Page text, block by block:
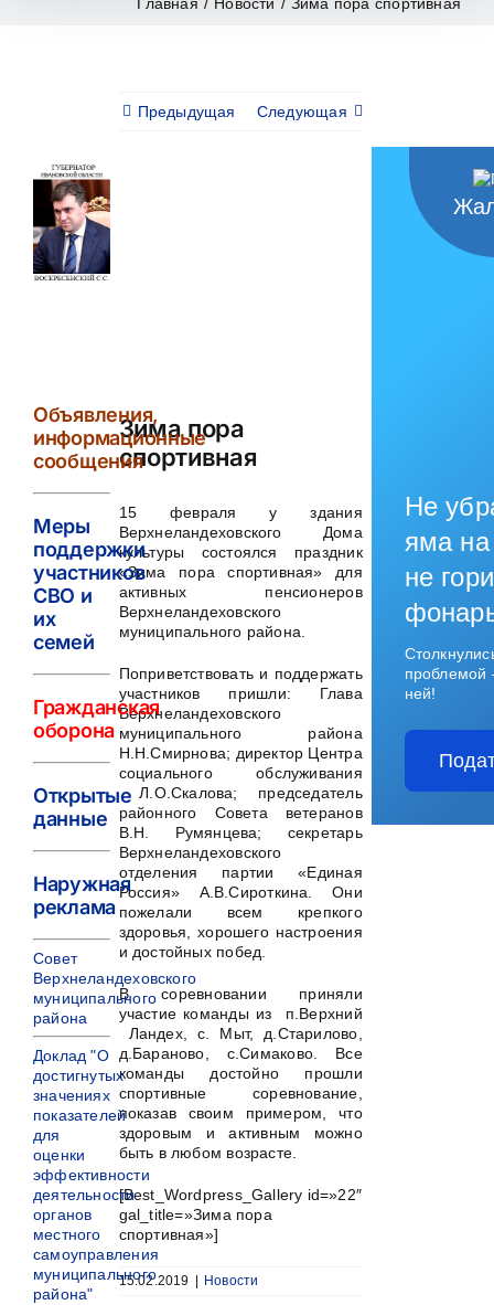
Предыдущая Следующая
Зима пора
спортивная
15 февраля у здания
Верхнеландеховского Дома
культуры состоялся праздник
«Зима пора спортивная» для
активных пенсионеров
Верхнеландеховского
муниципального района.
Поприветствовать и поддержать
участников пришли: Глава
Верхнеландеховского
муниципального района
Н.Н.Смирнова; директор Центра
социального обслуживания
Л.О.Скалова; председатель
районного Совета ветеранов
В.Н. Румянцева; секретарь
Верхнеландеховского
отделения партии «Единая
Россия» А.В.Сироткина. Они
пожелали всем крепкого
здоровья, хорошего настроения
и достойных побед.
В соревновании приняли
участие команды из п.Верхний
Ландех, с. Мыт, д.Старилово,
д.Бараново, с.Симаково. Все
команды достойно прошли
спортивные соревнование,
показав своим примером, что
здоровым и активным можно
быть в любом возрасте.
[Best_Wordpress_Gallery id=»22″
gal_title=»Зима пора
спортивная»]
15.02.2019 | Новости
Объявления,
информационные
сообщения
Меры
поддержки
участников
СВО и
их
семей
Гражданская
оборона
Открытые
данные
Наружная
реклама
Совет
Верхнеландеховского
муниципального
района
Доклад "О
достигнутых
значениях
показателей
для
оценки
эффективности
деятельности
органов
местного
самоуправления
муниципального
района"
Не
яма на
не
ней!